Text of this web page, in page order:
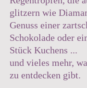
glitzern wie
Genuss einer
Schokolade oder
Stück Kuchens ...
und vieles mehr,
zu entdecken gibt.